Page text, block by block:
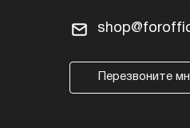
Перезвоните